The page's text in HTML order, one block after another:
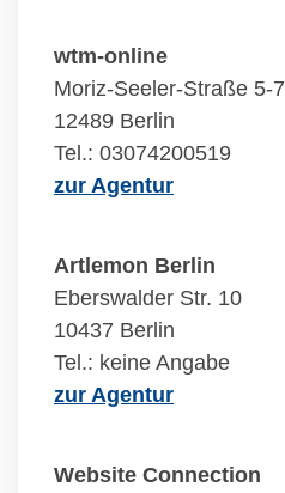
wtm-online
Moriz-Seeler-Straße 5-7
12489 Berlin
Tel.: 03074200519
zur Agentur
Artlemon Berlin
Eberswalder Str. 10
10437 Berlin
Tel.: keine Angabe
zur Agentur
Website Connection